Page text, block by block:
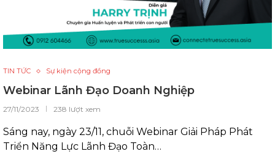
TIN TỨC Sự kiện cộng đồng
Webinar Lãnh Đạo Doanh Nghiệp
27/11/2023 238 lượt xem
Sáng nay, ngày 23/11, chuỗi Webinar Giải Pháp Phát
Triển Năng Lực Lãnh Đạo Toàn…